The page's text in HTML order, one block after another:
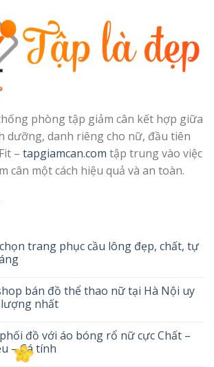
phòng tập giảm cân kết hợp giữa
dưỡng, danh riêng cho nữ, đầu tiên
– tapgiamcan.com tập trung vào việc
cân một cách hiệu quả và an toàn.
chọn trang phục cầu lông đẹp, chất, tự
bán đồ thể thao nữ tại Hà Nội uy
nhất
phối đồ với áo bóng rổ nữ cực Chất –
– Cá tính